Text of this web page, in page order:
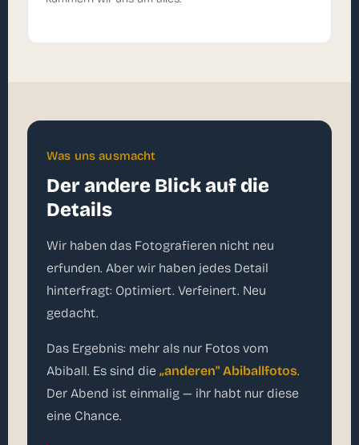
Was uns ausmacht
Der andere Blick auf die
Details
Wir haben das Fotografieren nicht neu
erfunden. Aber wir haben jedes Detail
hinterfragt: Optimiert. Verfeinert. Neu
gedacht.
Das Ergebnis: mehr als nur Fotos vom
Abiball. Es sind die „anderen" Abiballfotos.
Der Abend ist einmalig — ihr habt nur diese
eine Chance.